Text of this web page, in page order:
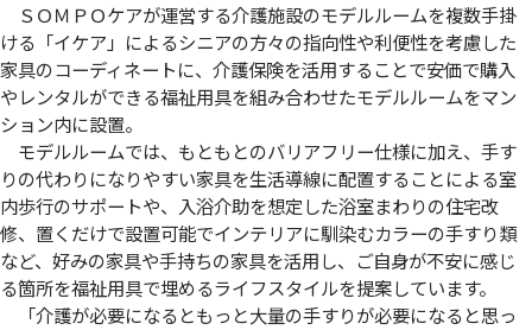
ＳＯＭＰＯケアが運営する介護施設のモデルルームを複数手掛
ける「イケア」によるシニアの方々の指向性や利便性を考慮した
家具のコーディネートに、介護保険を活用することで安価で購入
やレンタルができる福祉用具を組み合わせたモデルルームをマン
ション内に設置。
モデルルームでは、もともとのバリアフリー仕様に加え、手す
りの代わりになりやすい家具を生活導線に配置することによる室
内歩行のサポートや、入浴介助を想定した浴室まわりの住宅改
修、置くだけで設置可能でインテリアに馴染むカラーの手すり類
など、好みの家具や手持ちの家具を活用し、ご自身が不安に感じ
る箇所を福祉用具で埋めるライフスタイルを提案しています。
「介護が必要になるともっと大量の手すりが必要になると思っ